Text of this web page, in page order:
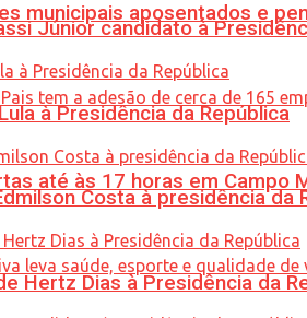
municipais aposentados e
até às 17 horas em Campo
Júnior candidato à
à Presidência da República
Costa à presidência da
Hertz Dias à Presidência da